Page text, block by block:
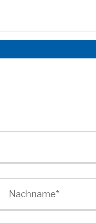
Nachname*
und sind für die